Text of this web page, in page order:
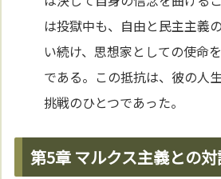
は投獄中も、自由と民主主義の
い続け、思想家としての使命
である。この抵抗は、彼の人
挑戦のひとつであった。
第5章 マルクス主義との